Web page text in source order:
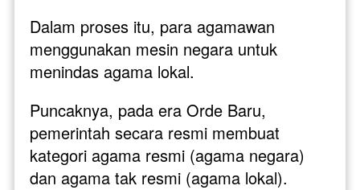
Dalam proses itu, para agamawan
menggunakan mesin negara untuk
menindas agama lokal.
Puncaknya, pada era Orde Baru,
pemerintah secara resmi membuat
kategori agama resmi (agama negara)
dan agama tak resmi (agama lokal).